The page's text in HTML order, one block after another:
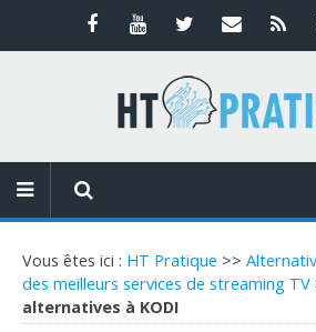
Vous êtes ici : HT Pratique >>
des meilleurs services de streaming TV
alternatives à KODI